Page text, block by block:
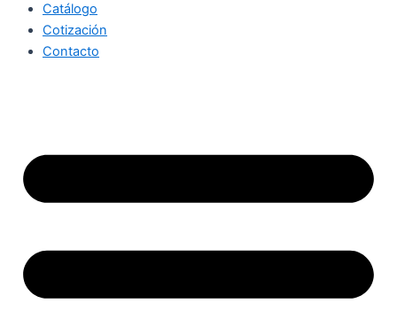
Catálogo
Cotización
Contacto